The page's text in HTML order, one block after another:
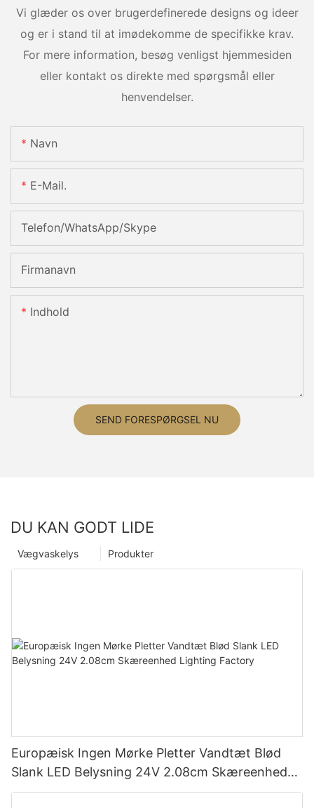
Vi glæder os over brugerdefinerede designs og ideer
og er i stand til at imødekomme de specifikke krav.
For mere information, besøg venligst hjemmesiden
eller kontakt os direkte med spørgsmål eller
henvendelser.
Navn
E-Mail.
Telefon/WhatsApp/Skype
Firmanavn
Indhold
SEND FORESPØRGSEL NU
DU KAN GODT LIDE
Produkter
Vægvaskelys
Europæisk Ingen Mørke Pletter Vandtæt Blød
Slank LED Belysning 24V 2.08cm Skæreenhed
Lighting Factory